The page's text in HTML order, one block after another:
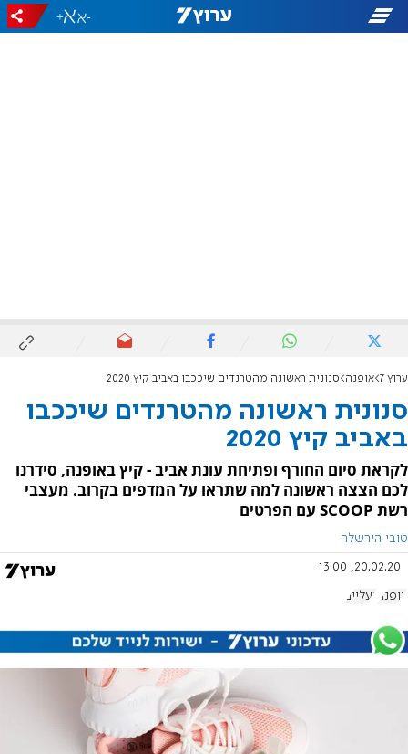
-
+
ערוץ 7 אופנה סנונית ראשונה מהטרנדים שיככבו באביב קיץ 2020
סנונית ראשונה מהטרנדים שיככבו
באביב קיץ 2020
לקראת סיום החורף ופתיחת עונת אביב - קיץ באופנה, סידרנו
לכם הצצה ראשונה למה שתראו על המדפים בקרוב. מעצבי
רשת SCOOP עם הפרטים
טובי הירשלר
20.02.20, 13:00
אופנה נעליים